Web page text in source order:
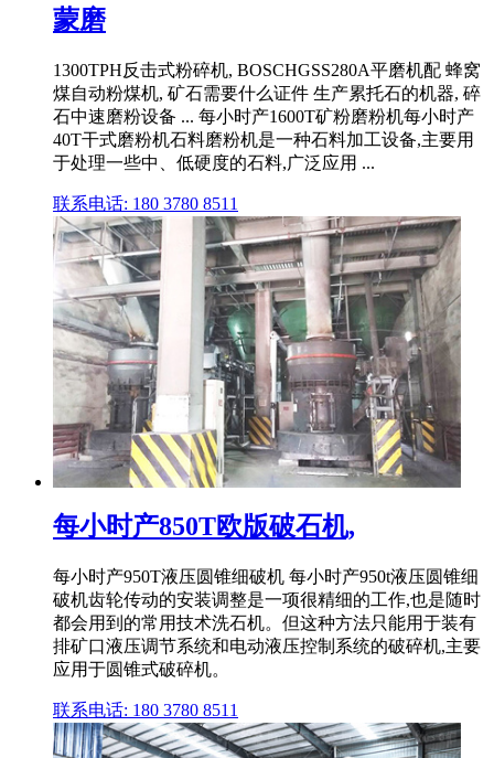
蒙磨
1300TPH反击式粉碎机, BOSCHGSS280A平磨机配 蜂窝
煤自动粉煤机, 矿石需要什么证件 生产累托石的机器, 碎
石中速磨粉设备 ... 每小时产1600T矿粉磨粉机每小时产
40T干式磨粉机石料磨粉机是一种石料加工设备,主要用
于处理一些中、低硬度的石料,广泛应用 ...
联系电话: 180 3780 8511
每小时产850T欧版破石机,
每小时产950T液压圆锥细破机 每小时产950t液压圆锥细
破机齿轮传动的安装调整是一项很精细的工作,也是随时
都会用到的常用技术洗石机。但这种方法只能用于装有
排矿口液压调节系统和电动液压控制系统的破碎机,主要
应用于圆锥式破碎机。
联系电话: 180 3780 8511